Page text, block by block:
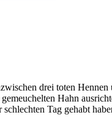
drei toten Hennen
Hahn
Tag gehabt